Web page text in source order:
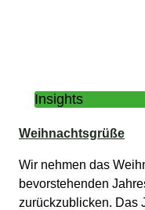
Insights
Weihnachtsgrüße
Wir nehmen das
bevorstehenden
zurückzublicken. Das